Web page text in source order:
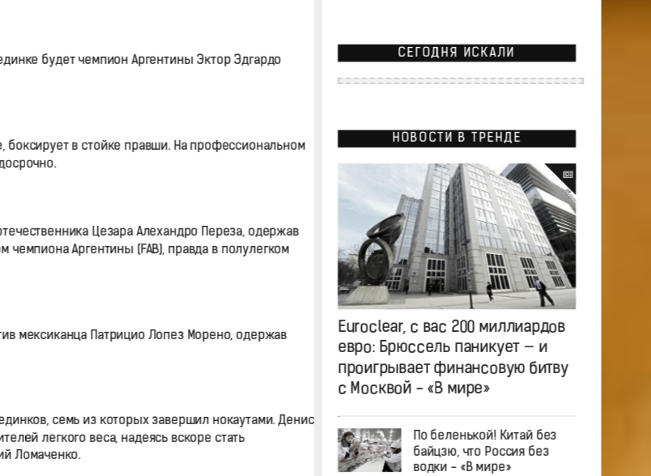
будет чемпион Аргентины Эктор Эдгардо
боксирует в стойке правши. На профессиональном
Цезара Алехандро Переза, одержав
Аргентины (FAB), правда в полулегком
мексиканца Патрицио Лопез Морено, одержав
семь из которых завершил нокаутами. Денис
легкого веса, надеясь вскоре стать
Ломаченко.
СЕГОДНЯ ИСКАЛИ
НОВОСТИ В ТРЕНДЕ
Euroclear, с вас 200 миллиардов
евро: Брюссель паникует — и
проигрывает финансовую битву
с Москвой - «В мире»
По беленькой! Китай без
байцзю, что Россия без
водки - «В мире»